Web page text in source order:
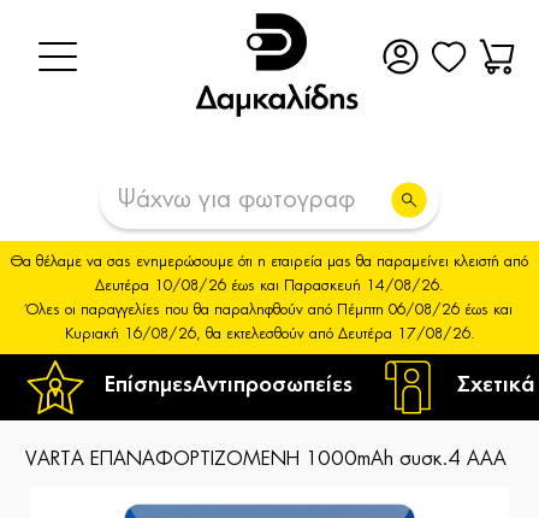
ΕπίσημεςΑντιπροσωπείες
Θα θέλαμε να σας ενημερώσουμε ότι η εταιρεία μας θα παραμείνει κλειστή από
Δευτέρα 10/08/26 έως και Παρασκευή 14/08/26.
Όλες οι παραγγελίες που θα παραληφθούν από Πέμπτη 06/08/26 έως και
Κυριακή 16/08/26, θα εκτελεσθούν από Δευτέρα 17/08/26.
VARTA ΕΠΑΝΑΦΟΡΤΙΖΟΜΕΝΗ 1000mAh συσκ.4 AAA